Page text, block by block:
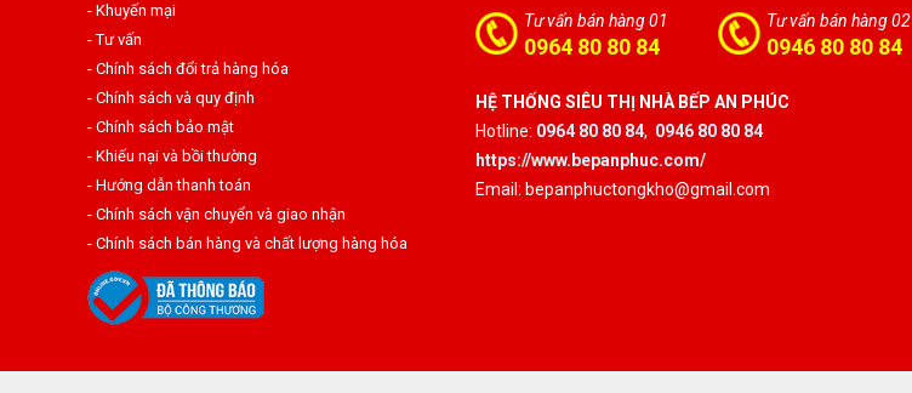
- Khuyến mại
- Tư vấn
- Chính sách đổi trả hàng hóa
- Chính sách và quy định
- Chính sách bảo mật
- Khiếu nại và bồi thường
- Hướng dẫn thanh toán
- Chính sách vận chuyển và giao nhận
- Chính sách bán hàng và chất lượng hàng hóa
Tư vấn bán hàng 01
0964 80 80 84
Tư vấn bán hàng 02
0946 80 80 84
HỆ THỐNG SIÊU THỊ NHÀ BẾP AN PHÚC
Hotline: 0964 80 80 84, 0946 80 80 84
https://www.bepanphuc.com/
Email: bepanphuctongkho@gmail.com